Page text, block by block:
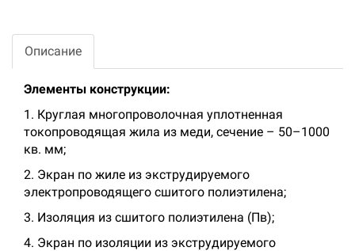
Описание
Элементы конструкции:
1. Круглая многопроволочная уплотненная
токопроводящая жила из меди, сечение – 50–1000
кв. мм;
2. Экран по жиле из экструдируемого
электропроводящего сшитого полиэтилена;
3. Изоляция из сшитого полиэтилена (Пв);
4. Экран по изоляции из экструдируемого